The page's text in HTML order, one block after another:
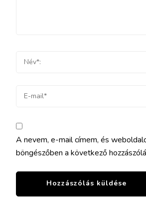
A nevem, e-mail címem, és
böngészőben a következő